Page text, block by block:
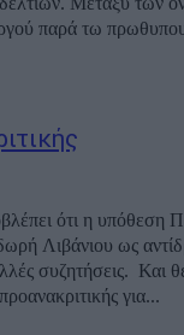
παρά τω
ότι η υπόθεση
Λιβάνιου ως
συζητήσεις. Και
για...